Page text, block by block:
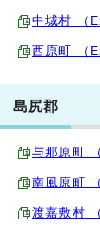
中城村 （
西原町 （
島尻郡
与那原町
南風原町
渡嘉敷村